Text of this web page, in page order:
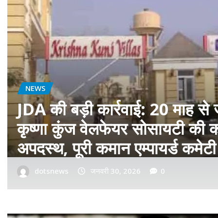
बॉलीवुड
फ़िल्म ‘सागवान’ का प्रीमियर
रीयल सिंघम ने बॉलीवुड में मारी
dotsnews जनवरी 14, 2026 0